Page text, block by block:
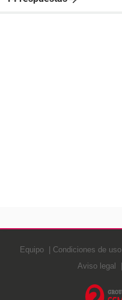
Equipo Condiciones de uso
Aviso legal